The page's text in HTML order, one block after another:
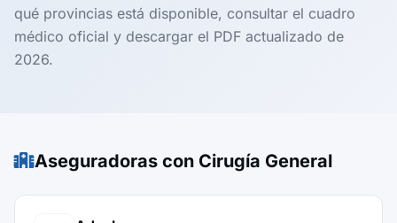
qué provincias está disponible, consultar el cuadro
médico oficial y descargar el PDF actualizado de
2026.
Aseguradoras con Cirugía General